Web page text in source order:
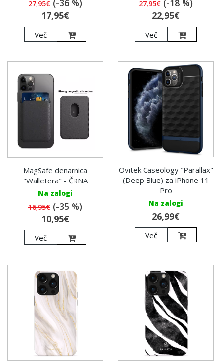
27,95€ (-36 %)
17,95€
Več
27,95€ (-18 %)
22,95€
Več
MagSafe denarnica
"Walletera" - ČRNA
Na zalogi
16,95€ (-35 %)
10,95€
Več
Ovitek Caseology "Parallax"
(Deep Blue) za iPhone 11
Pro
Na zalogi
26,99€
Več